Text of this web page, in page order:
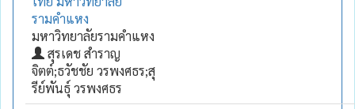
รามคำแหง
มหาวิทยาลัยรามคำแหง
สุรเดช สำราญ
จิตต์;ธวัชชัย วรพงศธร;สุ
รีย์พันธ์ุ วรพงศธร